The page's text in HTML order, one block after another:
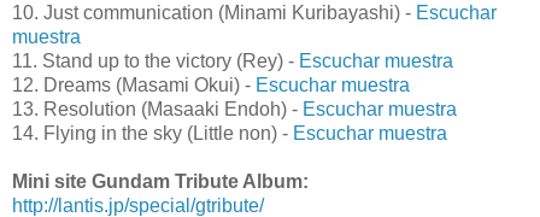
10. Just communication (Minami Kuribayashi) - Escuchar
muestra
11. Stand up to the victory (Rey) - Escuchar muestra
12. Dreams (Masami Okui) - Escuchar muestra
13. Resolution (Masaaki Endoh) - Escuchar muestra
14. Flying in the sky (Little non) - Escuchar muestra
Mini site Gundam Tribute Album:
http://lantis.jp/special/gtribute/